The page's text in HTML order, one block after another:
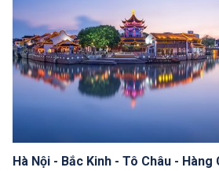
Hà Nội - Bắc Kinh - Tô Châu - Hàng